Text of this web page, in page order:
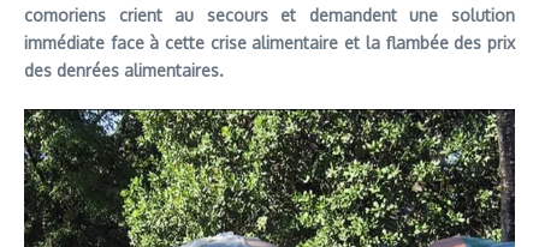
comoriens crient au secours et demandent une solution
immédiate face à cette crise alimentaire et la flambée des prix
des denrées alimentaires.